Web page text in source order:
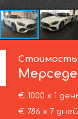
€ 1000 х 1
€ 786 х 7